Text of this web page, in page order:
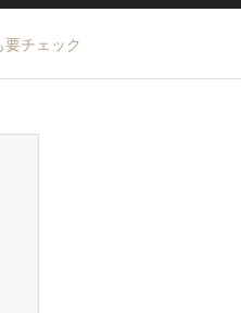
チェック